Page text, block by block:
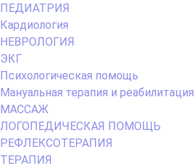
Menu
ПЕДИАТРИЯ
Кардиология
НЕВРОЛОГИЯ
ЭКГ
Психологическая помощь
Мануальная терапия и реабилитация
МАССАЖ
ЛОГОПЕДИЧЕСКАЯ ПОМОЩЬ
РЕФЛЕКСОТЕРАПИЯ
ТЕРАПИЯ